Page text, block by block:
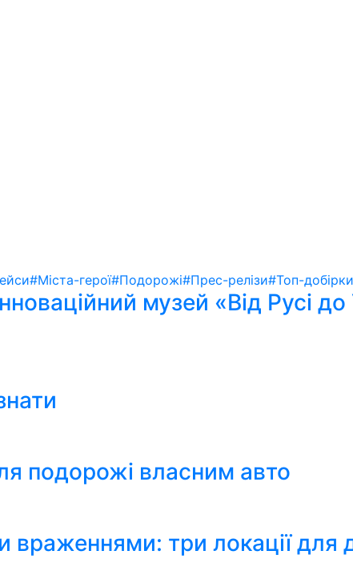
#Міста-герої#Подорожі#Прес-релізи#Топ-добірки
музей «Від Русі до
подорожі власним авто
враженнями: три локації для